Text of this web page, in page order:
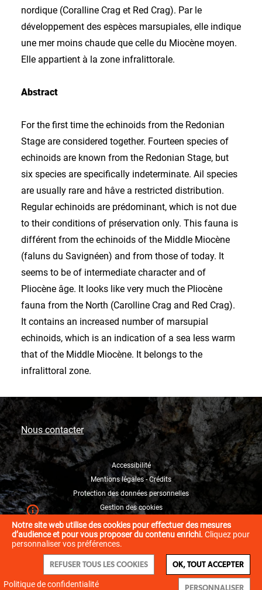
nordique (Coralline Crag et Red Crag). Par le
développement des espèces marsupiales, elle indique
une mer moins chaude que celle du Miocène moyen.
Elle appartient à la zone infralittorale.
Abstract
For the first time the echinoids from the Redonian
Stage are considered together. Fourteen species of
echinoids are known from the Redonian Stage, but
six species are specifically indeterminate. Ail species
are usually rare and hâve a restricted distribution.
Regular echinoids are prédominant, which is not due
to their conditions of préservation only. This fauna is
différent from the echinoids of the Middle Miocène
(faluns du Savignéen) and from those of today. It
seems to be of intermediate character and of
Pliocène âge. It looks like very much the Pliocène
fauna from the North (Carolline Crag and Red Crag).
It contains an increased number of marsupial
echinoids, which is an indication of a sea less warm
that of the Middle Miocène. It belongs to the
infralittoral zone.
Nous contacter
Accessibilité
Mentions légales - Crédits
Protection des données personnelles
Gestion des cookies
Notre site web utilise des cookies pour effectuer des mesures
d’audience et pour vous proposer du contenu enrichi. Cliquez pour
personnaliser vos préférences.
OK, TOUT ACCEPTER
REFUSER TOUS LES COOKIES
PERSONNALISER
Politique de confidentialité